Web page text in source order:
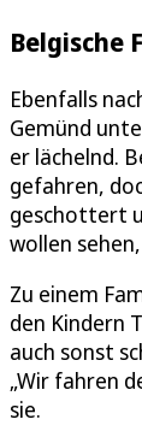
Belgische
Ebenfalls
Gemünd
er lächelnd.
gefahren,
geschottert
wollen
Zu einem
den Kindern
auch sonst
„Wir fahren
sie.